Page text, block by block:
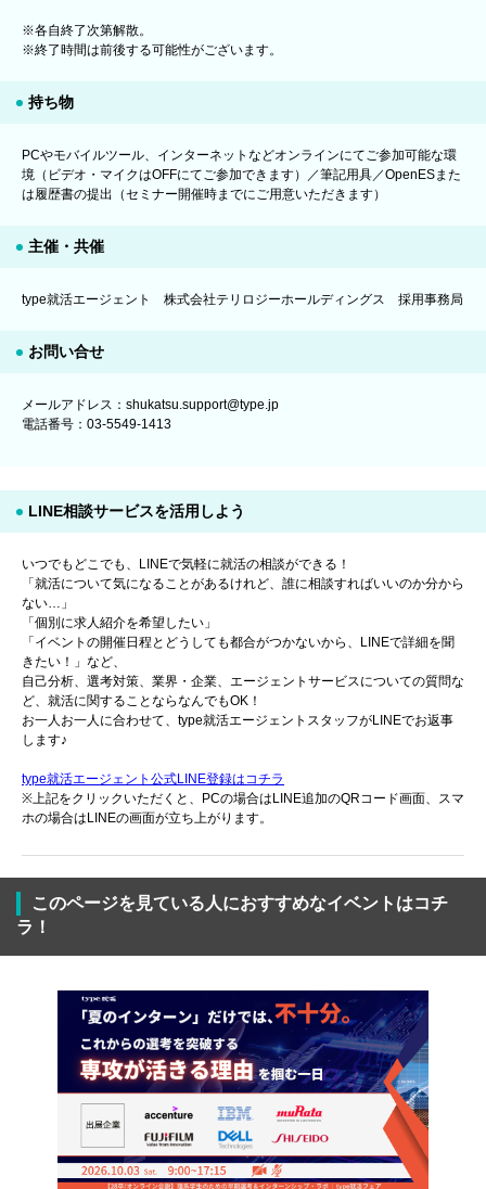
※各自終了次第解散。
※終了時間は前後する可能性がございます。
持ち物
PCやモバイルツール、インターネットなどオンラインにてご参加可能な環
境（ビデオ・マイクはOFFにてご参加できます）／筆記用具／OpenESまた
は履歴書の提出（セミナー開催時までにご用意いただきます）
主催・共催
type就活エージェント 株式会社テリロジーホールディングス 採用事務局
お問い合せ
メールアドレス：shukatsu.support@type.jp
電話番号：03-5549-1413
LINE相談サービスを活用しよう
いつでもどこでも、LINEで気軽に就活の相談ができる！
「就活について気になることがあるけれど、誰に相談すればいいのか分から
ない…」
「個別に求人紹介を希望したい」
「イベントの開催日程とどうしても都合がつかないから、LINEで詳細を聞
きたい！」など、
自己分析、選考対策、業界・企業、エージェントサービスについての質問な
ど、就活に関することならなんでもOK！
お一人お一人に合わせて、type就活エージェントスタッフがLINEでお返事
します♪
type就活エージェント公式LINE登録はコチラ
※上記をクリックいただくと、PCの場合はLINE追加のQRコード画面、スマ
ホの場合はLINEの画面が立ち上がります。
このページを見ている人におすすめなイベントはコチ
ラ！